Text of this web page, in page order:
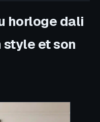
horloge dali
style et son